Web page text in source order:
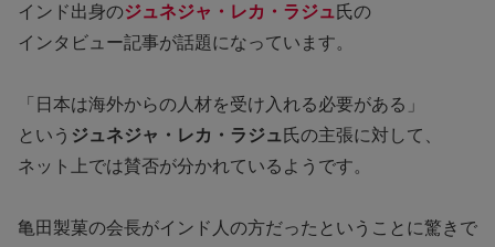
インド出身のジュネジャ・レカ・ラジュ 氏の
インタビュー記事が話題になっています。
「日本は海外からの人材を受け入れる必要がある」
という ジュネジャ・レカ・ラジュ 氏の主張に対して、
ネット上では賛否が分かれているようです。
亀田製菓の会長がインド人の方だったということに驚きで